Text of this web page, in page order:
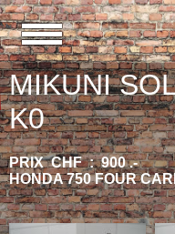
MIKUNI
K0
PRIX CHF : 900 .-
HONDA 750 FOUR